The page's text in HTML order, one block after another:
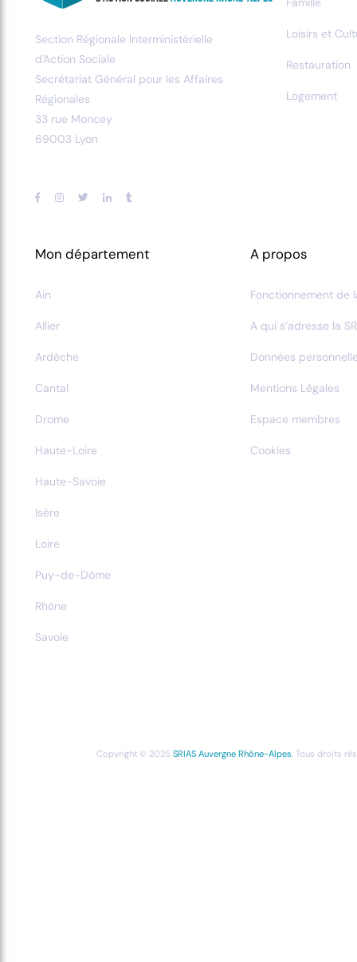
Section Régionale Interministérielle
d'Action Sociale
Secrétariat Général pour les Affaires
Régionales
33 rue Moncey
69003 Lyon
Loisirs et
Restauration
Logement
Mon département
Ain
Allier
Ardèche
Cantal
Drome
Haute-Loire
Haute-Savoie
Isère
Loire
Puy-de-Dôme
Rhône
Savoie
A propos
Fonctionnement de
A qui s’adresse la
Données
Mentions Légales
Espace membres
Cookies
Copyright © 2025 SRIAS Auvergne Rhône-Alpes, Tous droits